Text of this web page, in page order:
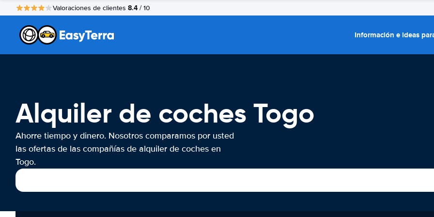
Valoraciones de clientes 8.4 / 10
Información e ideas
Alquiler de coches Togo
Ahorre tiempo y dinero. Nosotros comparamos por usted
las ofertas de las compañías de alquiler de coches en
Togo.